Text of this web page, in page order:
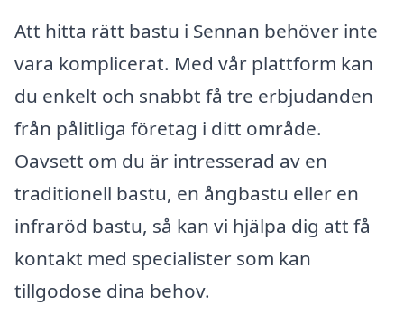
Att hitta rätt bastu i Sennan behöver inte
vara komplicerat. Med vår plattform kan
du enkelt och snabbt få tre erbjudanden
från pålitliga företag i ditt område.
Oavsett om du är intresserad av en
traditionell bastu, en ångbastu eller en
infraröd bastu, så kan vi hjälpa dig att få
kontakt med specialister som kan
tillgodose dina behov.